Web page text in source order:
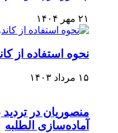
۲۱ مهر ۱۴۰۴
نحوه استفاده از
۱۵ مرداد ۱۴۰۳
منصوریان در تردید
آماده‌سازی الطلبه